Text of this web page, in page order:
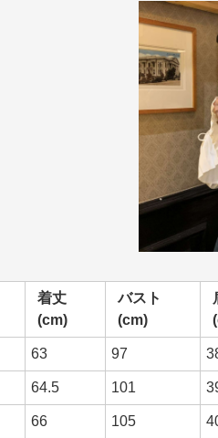
着丈
(cm)
バスト
(cm)
63 97
64.5 101
66 105